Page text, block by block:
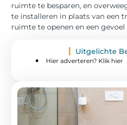
ruimte te besparen, en
te installeren in plaats van een
ruimte te openen en een
Uitgelichte
Hier adverteren? Klik hier